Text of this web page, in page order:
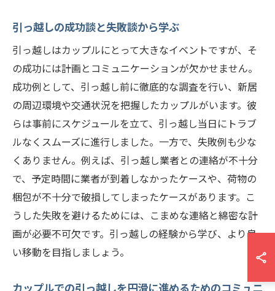
引っ越しの成功談と失敗談から学ぶ
引っ越しはカップルにとって大きなイベントですが、そ
の成功には計画とコミュニケーションが欠かせません。
成功例として、引っ越し前に徹底的な調査を行い、新居
の周辺環境や交通状況を把握したカップルがいます。彼
らは事前にスケジュールを立て、引っ越し当日にトラブ
ルなくスムーズに進行しました。一方で、失敗例も少な
くありません。例えば、引っ越し業者との連絡が不十分
で、予定時間に業者が到着しなかったケースや、荷物の
梱包が不十分で破損してしまったケースがあります。こ
うした失敗を避けるためには、こまめな連絡と綿密な計
画が必要不可欠です。引っ越しの経験から学び、より良
い移動を目指しましょう。
カップルでの引っ越しを円滑に進めるためのコミュニ